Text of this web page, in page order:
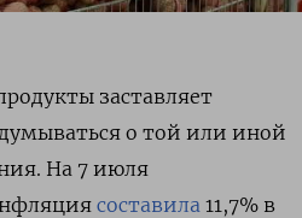
заставляет
о той или иной
На 7 июля
составила 11,7% в